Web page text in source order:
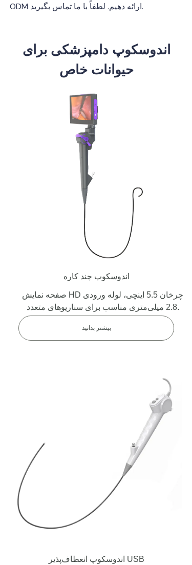
ODM ارائه دهیم. لطفاً با ما تماس بگیرید.
اندوسکوپ چند کاره
صفحه نمایش HD چرخان 5.5 اینچی، لوله ورودی
2.8 میلی‌متری مناسب برای سناریوهای متعدد.
بیشتر بدانید
اندوسکوپ انعطاف‌پذیر USB
اندوسکوپ دامپزشکی برای
حیوانات خاص